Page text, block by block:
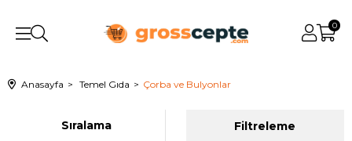
0
Anasayfa Temel Gıda Çorba ve Bulyonlar
Filtreleme
Sıralama